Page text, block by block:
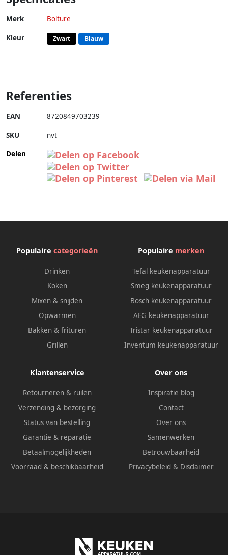
Merk Bolture
Kleur Zwart Blauw
Referenties
EAN 8720849703239
SKU nvt
Delen
Populaire categorieën
Drinken
Koken
Mixen & snijden
Opwarmen
Bakken & frituren
Grillen
Populaire merken
Tefal keukenapparatuur
Smeg keukenapparatuur
Bosch keukenapparatuur
AEG keukenapparatuur
Tristar keukenapparatuur
Inventum keukenapparatuur
Klantenservice
Retourneren & ruilen
Verzending & bezorging
Status van bestelling
Garantie & reparatie
Betaalmogelijkheden
Voorraad & beschikbaarheid
Over ons
Inspiratie blog
Contact
Over ons
Samenwerken
Betrouwbaarheid
Privacybeleid & Disclaimer